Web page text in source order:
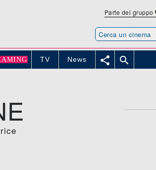
Parte del gruppo
TV News  